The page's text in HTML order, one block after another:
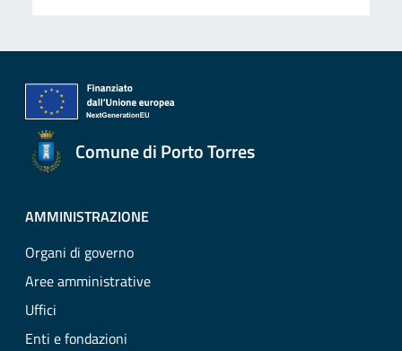
Comune di Porto Torres
AMMINISTRAZIONE
Organi di governo
Aree amministrative
Uffici
Enti e fondazioni